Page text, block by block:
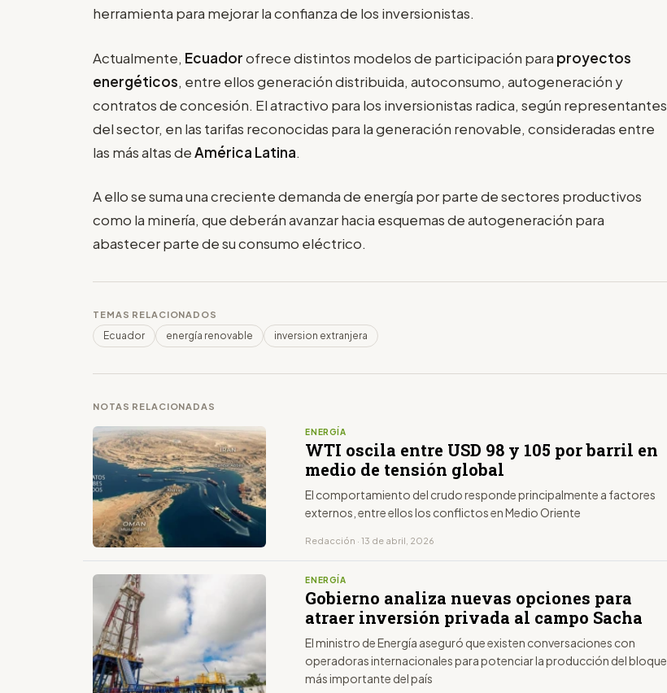
herramienta para mejorar la confianza de los inversionistas.
Actualmente, Ecuadorofrece distintos modelos de participación para proyectos
energéticos, entre ellos generación distribuida, autoconsumo, autogeneración y
contratos de concesión. El atractivo para los inversionistas radica, según representantes
del sector, en las tarifas reconocidas para la generación renovable, consideradas entre
las más altas deAmérica Latina.
A ello se suma una creciente demanda de energía por parte de sectores productivos
como la minería, que deberán avanzar hacia esquemas de autogeneración para
abastecer parte de su consumo eléctrico.
TEMAS RELACIONADOS
Ecuador energía renovable inversion extranjera
NOTAS RELACIONADAS
ENERGÍA
WTI oscila entre USD 98 y 105 por barril en
medio de tensión global
El comportamiento del crudo responde principalmente a factores
externos, entre ellos los conflictos en Medio Oriente
Redacción · 13 de abril, 2026
ENERGÍA
Gobierno analiza nuevas opciones para
atraer inversión privada al campo Sacha
El ministro de Energía aseguró que existen conversaciones con
operadoras internacionales para potenciar la producción del bloque
más importante del país